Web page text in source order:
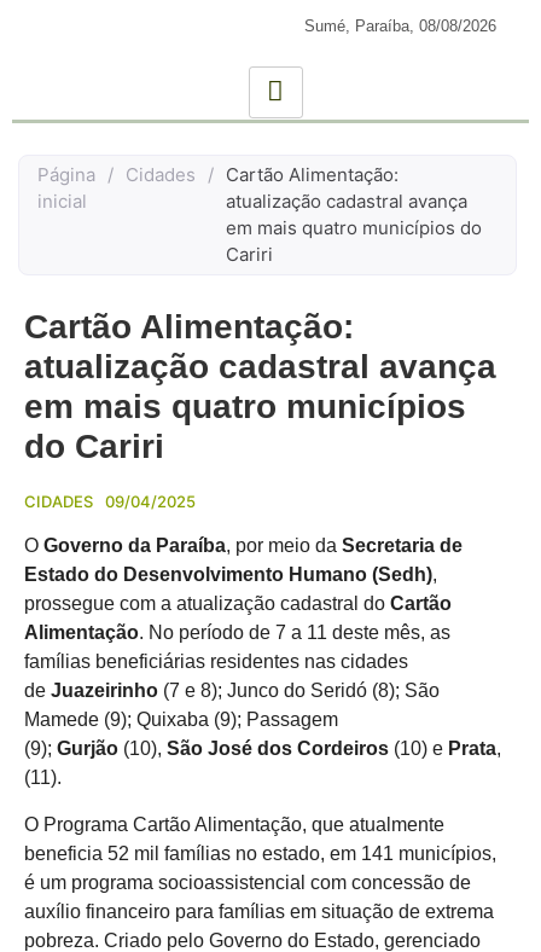
Sumé, Paraíba, 08/08/2026
Página
inicial
/ Cidades / Cartão Alimentação:
atualização cadastral avança
em mais quatro municípios do
Cariri
Cartão Alimentação:
atualização cadastral avança
em mais quatro municípios
do Cariri
CIDADES 09/04/2025
O Governo da Paraíba, por meio da Secretaria de
Estado do Desenvolvimento Humano (Sedh),
prossegue com a atualização cadastral do Cartão
Alimentação. No período de 7 a 11 deste mês, as
famílias beneficiárias residentes nas cidades
de Juazeirinho (7 e 8); Junco do Seridó (8); São
Mamede (9); Quixaba (9); Passagem
(9); Gurjão (10), São José dos Cordeiros (10) e Prata,
(11).
O Programa Cartão Alimentação, que atualmente
beneficia 52 mil famílias no estado, em 141 municípios,
é um programa socioassistencial com concessão de
auxílio financeiro para famílias em situação de extrema
pobreza. Criado pelo Governo do Estado, gerenciado